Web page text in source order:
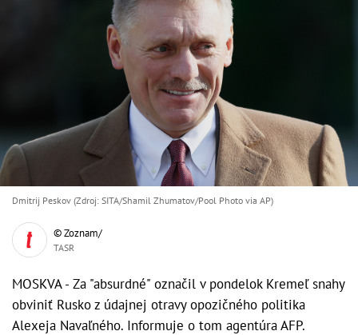
Dmitrij Peskov (Zdroj: SITA/Shamil Zhumatov/Pool Photo via AP)
© Zoznam/
TASR
MOSKVA - Za "absurdné" označil v pondelok Kremeľ snahy
obviniť Rusko z údajnej otravy opozičného politika
Alexeja Navaľného. Informuje o tom agentúra AFP.